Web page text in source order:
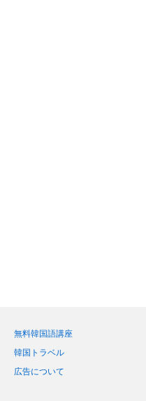
無料韓国語講座
韓国トラベル
広告について